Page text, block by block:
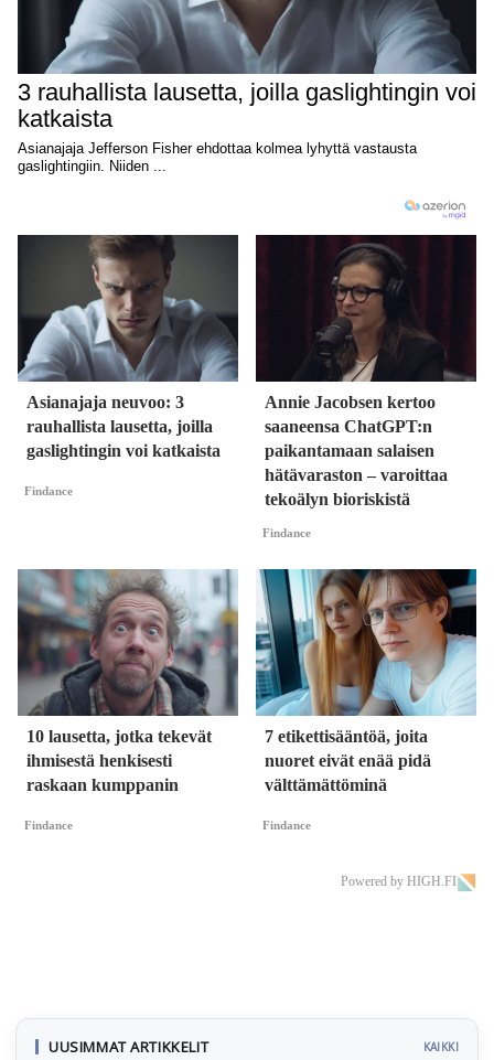
Asianajaja neuvoo: 3
rauhallista lausetta, joilla
gaslightingin voi katkaista
Findance
Annie Jacobsen kertoo
saaneensa ChatGPT:n
paikantamaan salaisen
hätävaraston – varoittaa
tekoälyn bioriskistä
Findance
10 lausetta, jotka tekevät
ihmisestä henkisesti
raskaan kumppanin
Findance
7 etikettisääntöä, joita
nuoret eivät enää pidä
välttämättöminä
Findance
Powered by HIGH.FI
UUSIMMAT ARTIKKELIT KAIKKI